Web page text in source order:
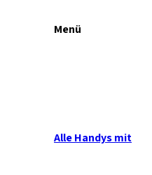
Menü
Alle Handys mit